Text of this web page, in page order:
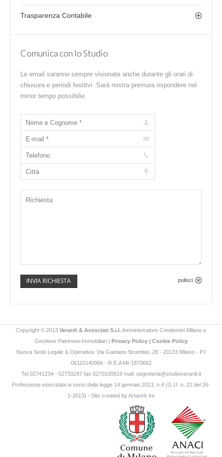
Trasparenza Contabile
Comunica con lo Studio
Le email saranno sempre visionate anche durante gli orari di
chiusura e periodi festitvi. Sarà nostra premura rispondere nel
minor tempo possibilie.
Nome e Cognome *
E-mail *
Telefono
Città
Richiesta
INVIA RICHIESTA pulisci
Copyright © 2013 Verardi & Associati S.r.l.Amministratore Condomini Milano e
Gestione Patrimoni Immobiliari | Privacy Policy| Cookie Policy
Nuova Sede Legale & Operativa: Via Gaetano Strambio, 28 - 20133 Milano - P.I
06110140966 - R.E.A MI-1870662
Tel 02741234 - 02733297 fax 0270100919 mail: segreteria@studioverardi.it
Professione esercitata ai sensi della legge 14 gennaio 2013, n.4 (G.U. n. 22 del 26-
1-2013) - Site created byArtwork tm